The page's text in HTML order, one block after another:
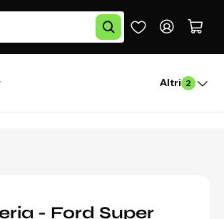
Altri 2
- Ford Super